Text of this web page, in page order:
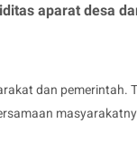
aparat desa
dan pemerintah.